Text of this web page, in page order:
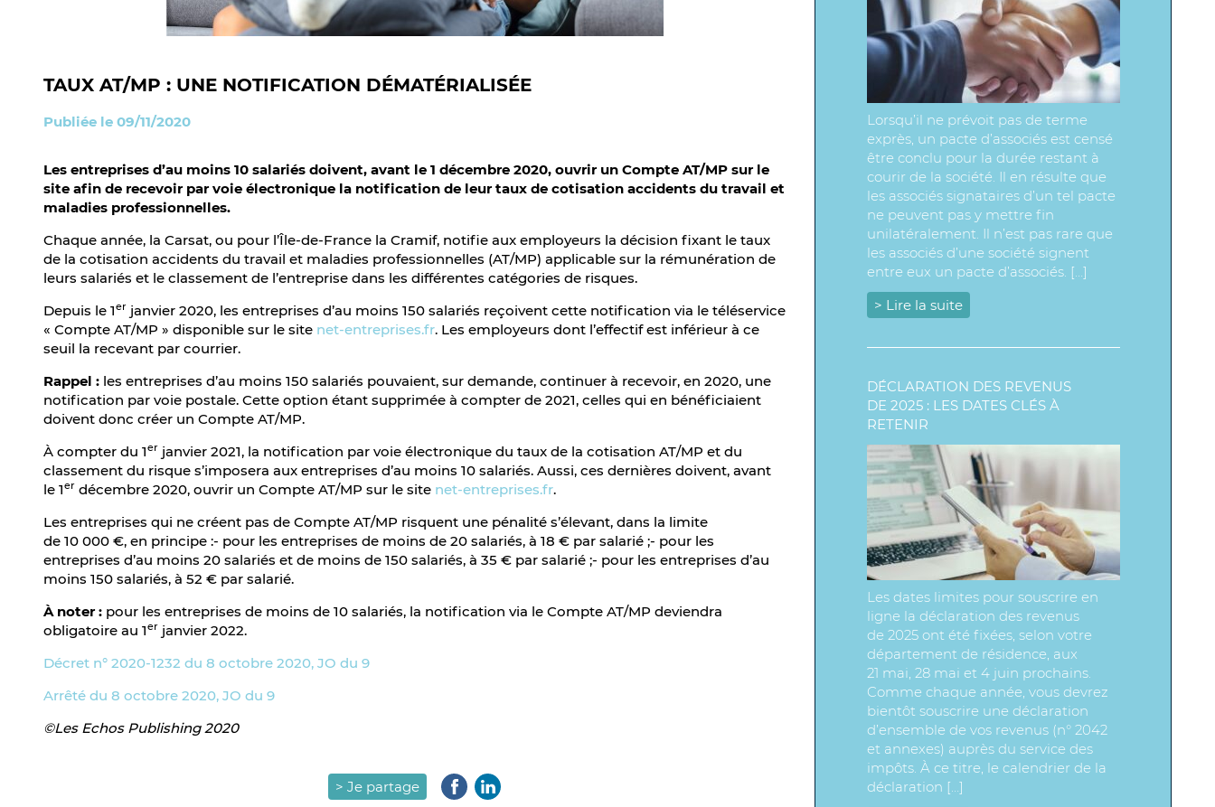
TAUX AT/MP : UNE NOTIFICATION DÉMATÉRIALISÉE
Publiée le 09/11/2020
Les entreprises d’au moins 10 salariés doivent, avant le 1 décembre 2020, ouvrir un Compte AT/MP sur le
site afin de recevoir par voie électronique la notification de leur taux de cotisation accidents du travail et
maladies professionnelles.
Chaque année, la Carsat, ou pour l’Île-de-France la Cramif, notifie aux employeurs la décision fixant le taux
de la cotisation accidents du travail et maladies professionnelles (AT/MP) applicable sur la rémunération de
leurs salariés et le classement de l’entreprise dans les différentes catégories de risques.
Depuis le 1er janvier 2020, les entreprises d’au moins 150 salariés reçoivent cette notification via le téléservice
« Compte AT/MP » disponible sur le site net-entreprises.fr. Les employeurs dont l’effectif est inférieur à ce
seuil la recevant par courrier.
Rappel : les entreprises d’au moins 150 salariés pouvaient, sur demande, continuer à recevoir, en 2020, une
notification par voie postale. Cette option étant supprimée à compter de 2021, celles qui en bénéficiaient
doivent donc créer un Compte AT/MP.
À compter du 1er janvier 2021, la notification par voie électronique du taux de la cotisation AT/MP et du
classement du risque s’imposera aux entreprises d’au moins 10 salariés. Aussi, ces dernières doivent, avant
le 1er décembre 2020, ouvrir un Compte AT/MP sur le site net-entreprises.fr.
Les entreprises qui ne créent pas de Compte AT/MP risquent une pénalité s’élevant, dans la limite
de 10 000 €, en principe :- pour les entreprises de moins de 20 salariés, à 18 € par salarié ;- pour les
entreprises d’au moins 20 salariés et de moins de 150 salariés, à 35 € par salarié ;- pour les entreprises d’au
moins 150 salariés, à 52 € par salarié.
À noter : pour les entreprises de moins de 10 salariés, la notification via le Compte AT/MP deviendra
obligatoire au 1er janvier 2022.
Décret n° 2020-1232 du 8 octobre 2020, JO du 9
Arrêté du 8 octobre 2020, JO du 9
©Les Echos Publishing 2020
> Je partage
Lorsqu’il ne prévoit pas de terme
exprès, un pacte d’associés est censé
être conclu pour la durée restant à
courir de la société. Il en résulte que
les associés signataires d’un tel pacte
ne peuvent pas y mettre fin
unilatéralement. Il n’est pas rare que
les associés d’une société signent
entre eux un pacte d’associés. […]
> Lire la suite
DÉCLARATION DES REVENUS
DE 2025 : LES DATES CLÉS À
RETENIR
Les dates limites pour souscrire en
ligne la déclaration des revenus
de 2025 ont été fixées, selon votre
département de résidence, aux
21 mai, 28 mai et 4 juin prochains.
Comme chaque année, vous devrez
bientôt souscrire une déclaration
d’ensemble de vos revenus (n° 2042
et annexes) auprès du service des
impôts. À ce titre, le calendrier de la
déclaration […]